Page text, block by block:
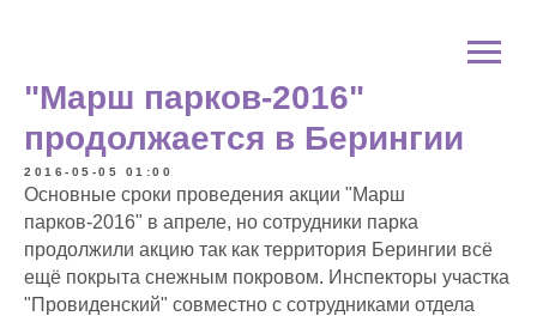
"Марш парков-2016"
продолжается в Берингии
2016-05-05 01:00
Основные сроки проведения акции "Марш
парков-2016" в апреле, но сотрудники парка
продолжили акцию так как территория Берингии всё
ещё покрыта снежным покровом. Инспекторы участка
"Провиденский" совместно с сотрудниками отдела